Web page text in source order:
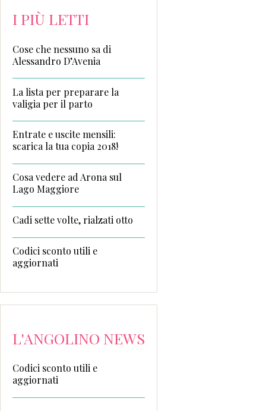
I PIÙ LETTI
Cose che nessuno sa di
Alessandro D’Avenia
La lista per preparare la
valigia per il parto
Entrate e uscite mensili:
scarica la tua copia 2018!
Cosa vedere ad Arona sul
Lago Maggiore
Cadi sette volte, rialzati otto
Codici sconto utili e
aggiornati
L'ANGOLINO NEWS
Codici sconto utili e
aggiornati